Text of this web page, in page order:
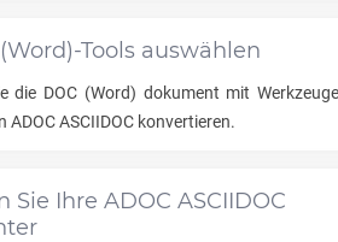
(Word)-Tools auswählen
die DOC (Word) dokument mit
ADOC ASCIIDOC konvertieren.
Sie Ihre ADOC ASCIIDOC